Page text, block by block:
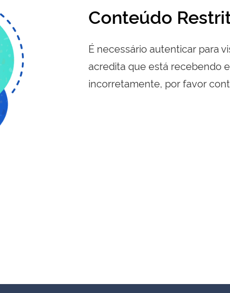
Conteúdo
É necessário autenticar para
acredita que está recebendo
incorretamente, por favor